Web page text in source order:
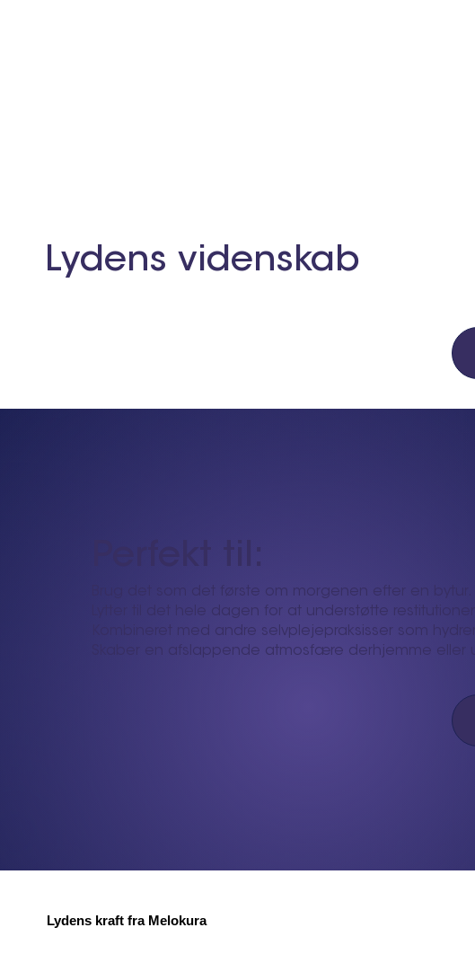
Lydens videnskab
Perfekt til:
Brug det som det første om morgenen efter en bytur.
Lytter til det hele dagen for at understøtte
Kombineret med andre selvplejepraksisser som
Skaber en afslappende atmosfære derhjemme eller
Lydens kraft fra Melokura